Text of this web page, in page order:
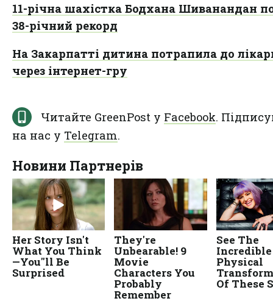
11-річна шахістка Бодхана Шиванандан
38-річний рекорд
На Закарпатті дитина потрапила до
через інтернет-гру
Читайте GreenPost у Facebook.
на нас у Telegram.